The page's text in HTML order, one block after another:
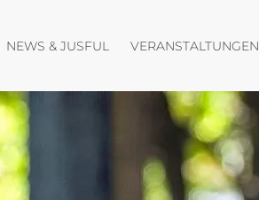
öffnen
NEWS & JUSFUL Menü öffnen
VERANSTALTUNGEN